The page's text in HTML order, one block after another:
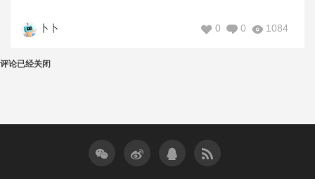
卜卜 1084
0
0
评论已经关闭